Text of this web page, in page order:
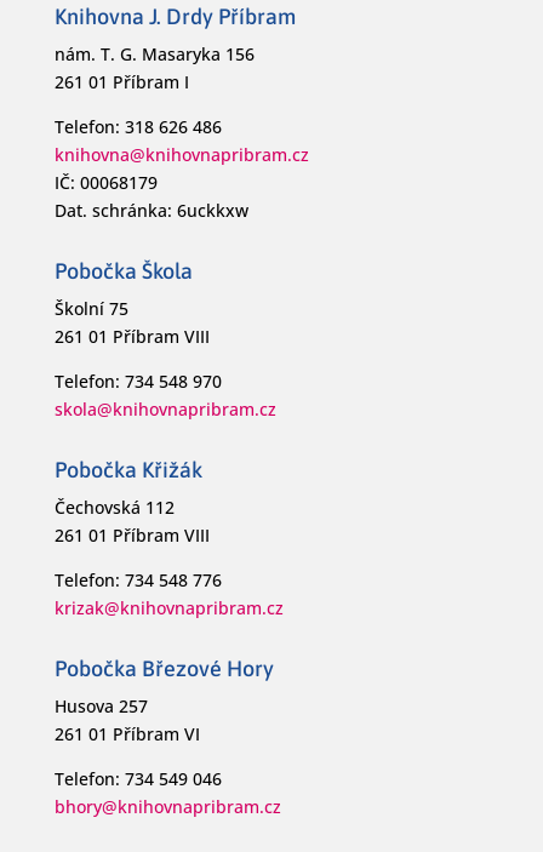
Knihovna J. Drdy Příbram
nám. T. G. Masaryka 156
261 01 Příbram I
Telefon: 318 626 486
knihovna@knihovnapribram.cz
IČ: 00068179
Dat. schránka: 6uckkxw
Pobočka Škola
Školní 75
261 01 Příbram VIII
Telefon: 734 548 970
skola@knihovnapribram.cz
Pobočka Křižák
Čechovská 112
261 01 Příbram VIII
Telefon: 734 548 776
krizak@knihovnapribram.cz
Pobočka Březové Hory
Husova 257
261 01 Příbram VI
Telefon: 734 549 046
bhory@knihovnapribram.cz